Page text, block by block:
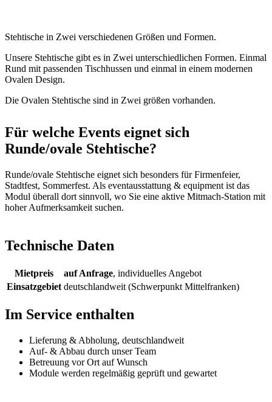
Stehtische in Zwei verschiedenen Größen und Formen.
Unsere Stehtische gibt es in Zwei unterschiedlichen Formen. Einmal
Rund mit passenden Tischhussen und einmal in einem modernen
Ovalen Design.
Die Ovalen Stehtische sind in Zwei größen vorhanden.
Für welche Events eignet sich
Runde/ovale Stehtische?
Runde/ovale Stehtische eignet sich besonders für Firmenfeier,
Stadtfest, Sommerfest. Als eventausstattung & equipment ist das
Modul überall dort sinnvoll, wo Sie eine aktive Mitmach-Station mit
hoher Aufmerksamkeit suchen.
Technische Daten
Mietpreis auf Anfrage, individuelles Angebot
Einsatzgebiet deutschlandweit (Schwerpunkt Mittelfranken)
Im Service enthalten
Lieferung & Abholung, deutschlandweit
Auf- & Abbau durch unser Team
Betreuung vor Ort auf Wunsch
Module werden regelmäßig geprüft und gewartet